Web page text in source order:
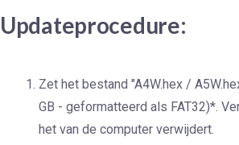
Updateprocedure:
Zet het bestand "A4W.hex /
GB - geformatteerd als FAT32)*.
het van de computer verwijdert.